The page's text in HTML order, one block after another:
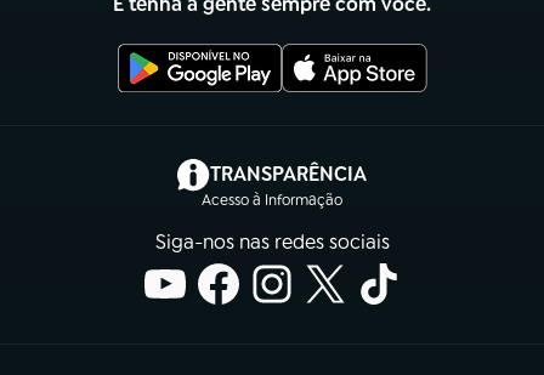
TRANSPARÊNCIA
Acesso à Informação
(abre em nova aba)
Siga-nos nas redes sociais